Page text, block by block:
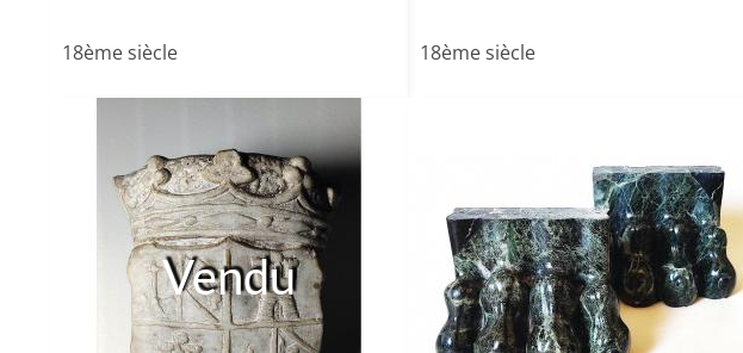
18ème siècle 18ème siècle
Vendu